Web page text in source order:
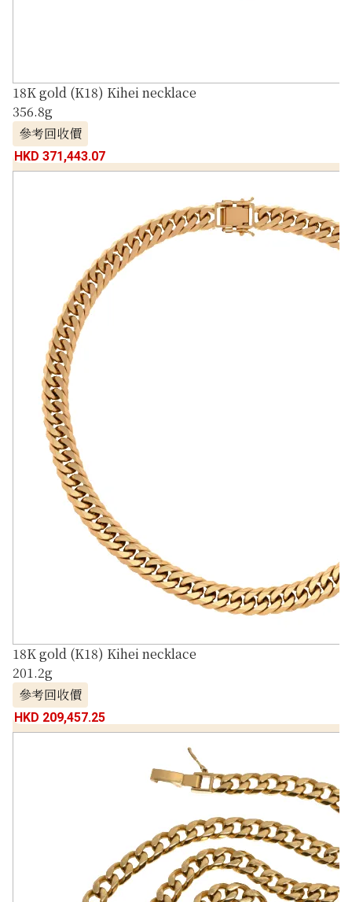
18K gold (K18) Kihei necklace
356.8g
參考回收價
HKD 371,443.07
18K gold (K18) Kihei necklace
201.2g
參考回收價
HKD 209,457.25